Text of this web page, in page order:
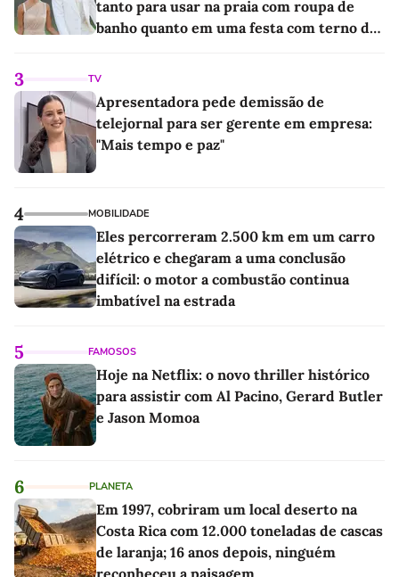
tanto para usar na praia com roupa de
banho quanto em uma festa com terno de
3 TV
Apresentadora pede demissão de
telejornal para ser gerente em empresa:
"Mais tempo e paz"
4 MOBILIDADE
Eles percorreram 2.500 km em um carro
elétrico e chegaram a uma conclusão
difícil: o motor a combustão continua
imbatível na estrada
5 FAMOSOS
Hoje na Netflix: o novo thriller histórico
para assistir com Al Pacino, Gerard Butler
e Jason Momoa
6 PLANETA
Em 1997, cobriram um local deserto na
Costa Rica com 12.000 toneladas de cascas
de laranja; 16 anos depois, ninguém
reconheceu a paisagem